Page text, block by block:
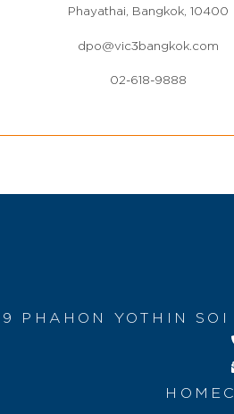
Phayathai, Bangkok, 10400
dpo@vic3bangkok.com
02-618-9888
PHAHON YOTHIN
HOME